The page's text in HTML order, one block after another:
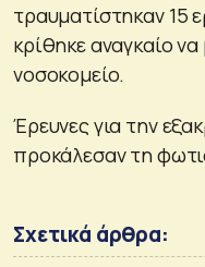
τραυματίστηκαν 15
κρίθηκε αναγκαίο
νοσοκομείο.
Έρευνες για την
προκάλεσαν τη
Σχετικά άρθρα: